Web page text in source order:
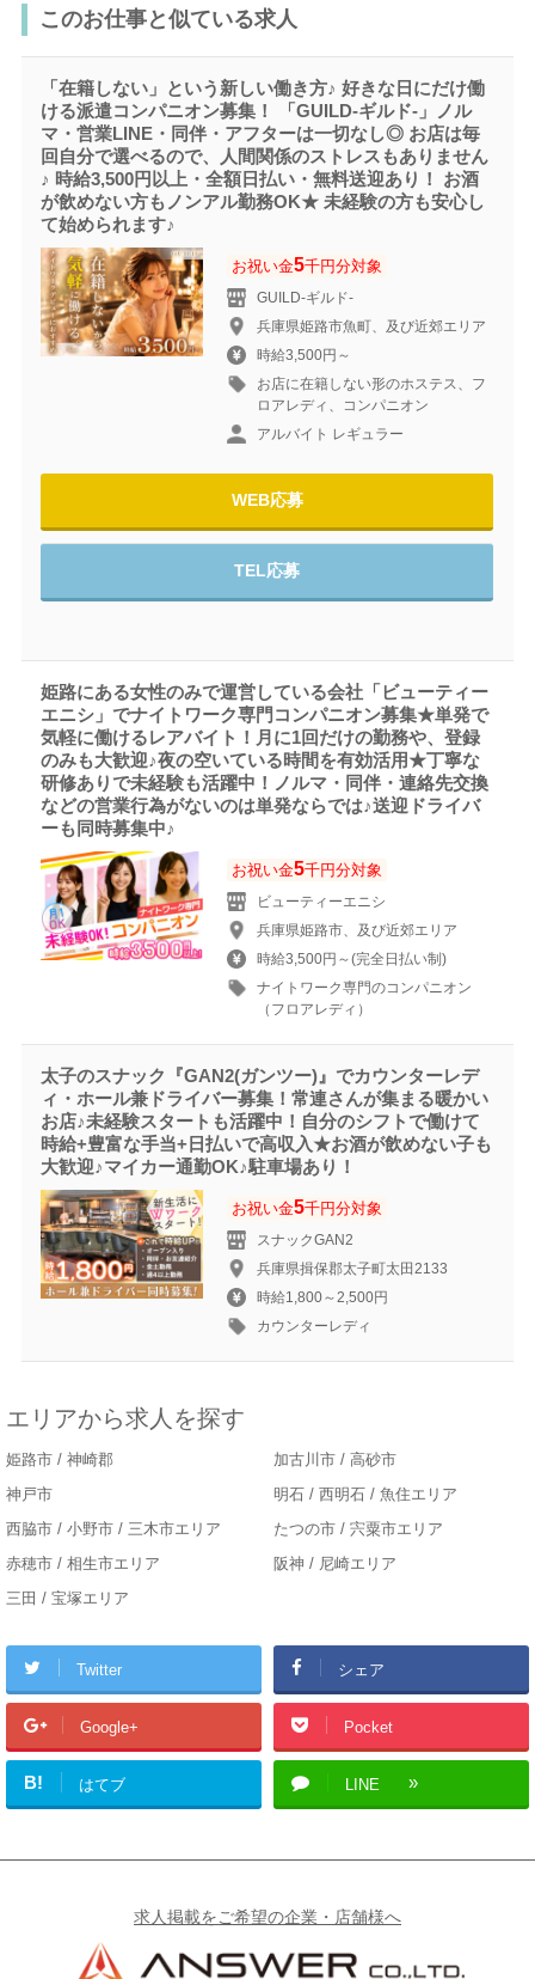
このお仕事と似ている求人
「在籍しない」という新しい働き方♪ 好きな日にだけ働
ける派遣コンパニオン募集！ 「GUILD-ギルド‐」ノル
マ・営業LINE・同伴・アフターは一切なし◎ お店は毎
回自分で選べるので、人間関係のストレスもありません
♪ 時給3,500円以上・全額日払い・無料送迎あり！ お酒
が飲めない方もノンアル勤務OK★ 未経験の方も安心し
て始められます♪
お祝い金5千円分対象
GUILD-ギルド‐
兵庫県姫路市魚町、及び近郊エリア
時給3,500円～
お店に在籍しない形のホステス、フ
ロアレディ、コンパニオン
アルバイト レギュラー
WEB応募
TEL応募
姫路にある女性のみで運営している会社「ビューティー
エニシ」でナイトワーク専門コンパニオン募集★単発で
気軽に働けるレアバイト！月に1回だけの勤務や、登録
のみも大歓迎♪夜の空いている時間を有効活用★丁寧な
研修ありで未経験も活躍中！ノルマ・同伴・連絡先交換
などの営業行為がないのは単発ならでは♪送迎ドライバ
ーも同時募集中♪
お祝い金5千円分対象
ビューティーエニシ
兵庫県姫路市、及び近郊エリア
時給3,500円～(完全日払い制)
ナイトワーク専門のコンパニオン
（フロアレディ）
太子のスナック『GAN2(ガンツー)』でカウンターレデ
ィ・ホール兼ドライバー募集！常連さんが集まる暖かい
お店♪未経験スタートも活躍中！自分のシフトで働けて
時給+豊富な手当+日払いで高収入★お酒が飲めない子も
大歓迎♪マイカー通勤OK♪駐車場あり！
お祝い金5千円分対象
スナックGAN2
兵庫県揖保郡太子町太田2133
時給1,800～2,500円
カウンターレディ
エリアから求人を探す
姫路市 / 神崎郡
加古川市 / 高砂市
神戸市
明石 / 西明石 / 魚住エリア
西脇市 / 小野市 / 三木市エリア
たつの市 / 宍粟市エリア
赤穂市 / 相生市エリア
阪神 / 尼崎エリア
三田 / 宝塚エリア
Twitter シェア
Google+ Pocket
B! はてブ LINE
求人掲載をご希望の企業・店舗様へ